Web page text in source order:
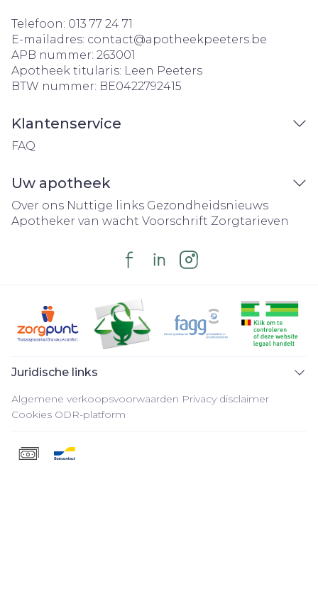
Telefoon: 013 77 24 71
E-mailadres: contact@apotheekpeeters.be
APB nummer: 263001
Apotheek titularis: Leen Peeters
BTW nummer: BE0422792415
Klantenservice
FAQ
Uw apotheek
Over ons Nuttige links Gezondheidsnieuws
Apotheker van wacht Voorschrift Zorgtarieven
Juridische links
Algemene verkoopsvoorwaarden Privacy disclaimer
Cookies ODR-platform